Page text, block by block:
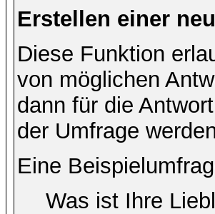
Erstellen einer
Diese Funktion
von möglichen
dann für die
der Umfrage
Eine
Was ist Ihre